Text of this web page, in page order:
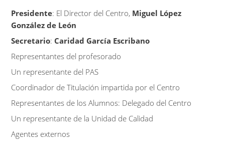
Presidente: El Director del Centro, Miguel López
González de León
Secretario: Caridad García Escribano
Representantes del profesorado
Un representante del PAS
Coordinador de Titulación impartida por el Centro
Representantes de los Alumnos: Delegado del Centro
Un representante de la Unidad de Calidad
Agentes externos